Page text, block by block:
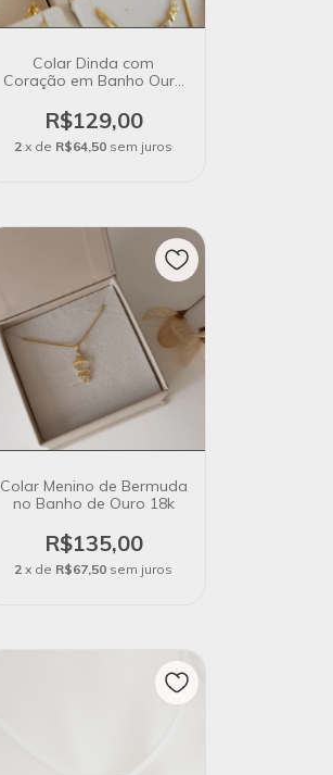
Colar Dinda com
Coração em Banho Ouro
R$129,00
2 x de R$64,50 sem juros
Colar Menino de Bermuda
no Banho de Ouro 18k
R$135,00
2 x de R$67,50 sem juros